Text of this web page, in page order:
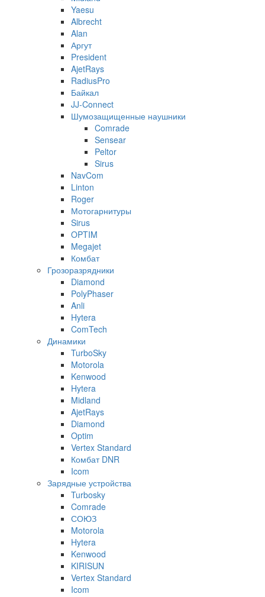
Yaesu
Albrecht
Alan
Аргут
President
AjetRays
RadiusPro
Байкал
JJ-Connect
Шумозащищенные наушники
Comrade
Sensear
Peltor
Sirus
NavCom
Linton
Roger
Мотогарнитуры
Sirus
OPTIM
Megajet
Комбат
Грозоразрядники
Diamond
PolyPhaser
Anli
Hytera
ComTech
Динамики
TurboSky
Motorola
Kenwood
Hytera
Midland
AjetRays
Diamond
Optim
Vertex Standard
Комбат DNR
Icom
Зарядные устройства
Turbosky
Comrade
СОЮЗ
Motorola
Hytera
Kenwood
KIRISUN
Vertex Standard
Icom